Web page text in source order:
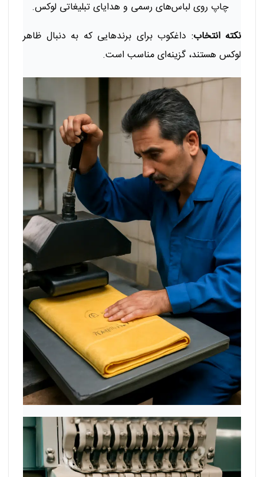
چاپ روی لباس‌های رسمی و هدایای تبلیغاتی لوکس.
نکته انتخاب: داغکوب برای برندهایی که به دنبال ظاهر
لوکس هستند، گزینه‌ای مناسب است.